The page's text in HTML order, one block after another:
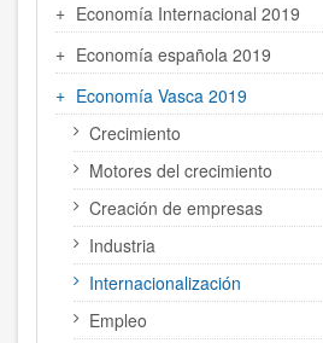
Economía Internacional 2019
Economía española 2019
Economía Vasca 2019
Crecimiento
Motores del crecimiento
Creación de empresas
Industria
Internacionalización
Empleo